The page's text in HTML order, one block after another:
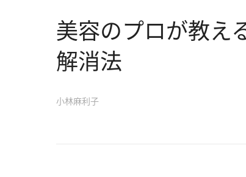
美容のプロが教
解消法
小林麻利子